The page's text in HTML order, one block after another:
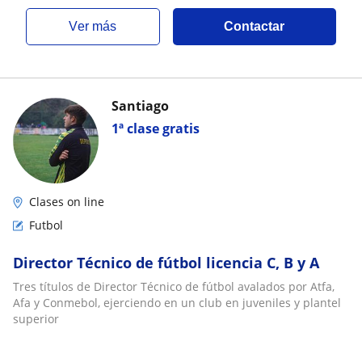
ver más Contactar
1ª clase gratis
Santiago
Clases on line
Futbol
Director Técnico de fútbol licencia C, B y A
Tres títulos de Director Técnico de fútbol avalados por Atfa,
Afa y Conmebol, ejerciendo en un club en juveniles y plantel
superior